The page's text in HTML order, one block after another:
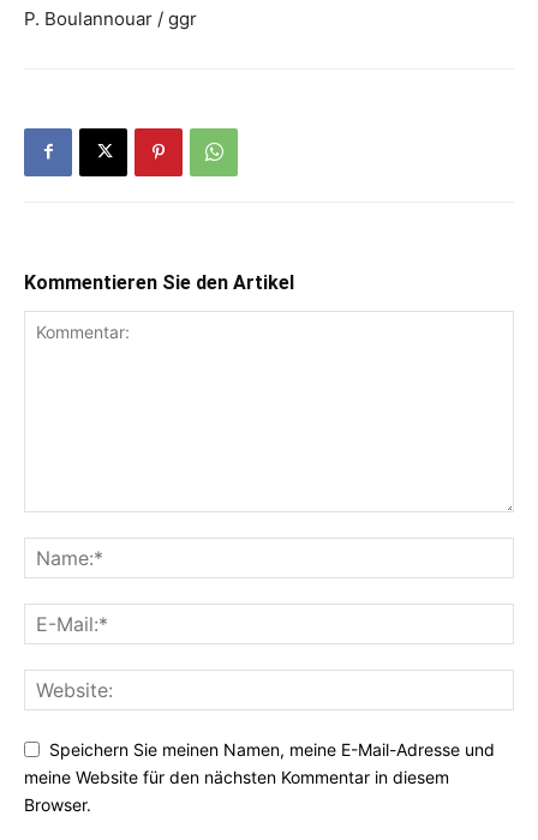
P. Boulannouar / ggr
Kommentieren Sie den Artikel
Speichern Sie meinen Namen, meine E-Mail-Adresse und
meine Website für den nächsten Kommentar in diesem
Browser.